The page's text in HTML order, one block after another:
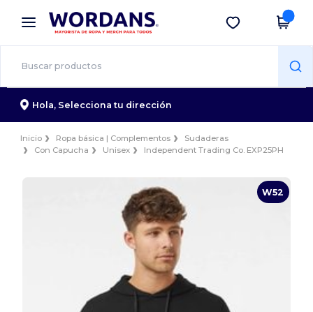
× App de Wordans
¡Mejores precios en app!
Descargar app
Hola, Selecciona tu dirección
Inicio Ropa básica | Complementos
Sudaderas
Con Capucha
Unisex Independent Trading Co. EXP25PH
W52